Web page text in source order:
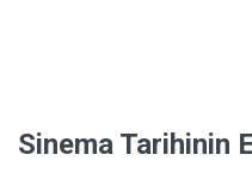
Sinema Tarihinin